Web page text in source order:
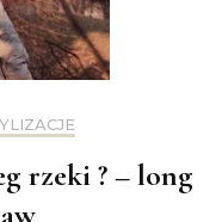
rzeki ? – long